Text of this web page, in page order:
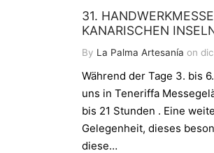
31.
KANARISCHEN
By La Palma Artesanía on
Während der Tage 3. bis
uns in Teneriffa
bis 21 Stunden . Eine
Gelegenheit, dieses
diese…